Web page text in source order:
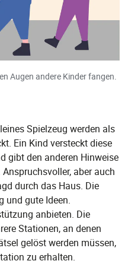
Augen andere Kinder fangen.
Spielzeug werden als
Ein Kind versteckt diese
gibt den anderen Hinweise
aber auch
durch das Haus. Die
und gute Ideen.
anbieten. Die
Stationen, an denen
gelöst werden müssen,
zu erhalten.